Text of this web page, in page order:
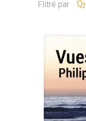
Flitré par